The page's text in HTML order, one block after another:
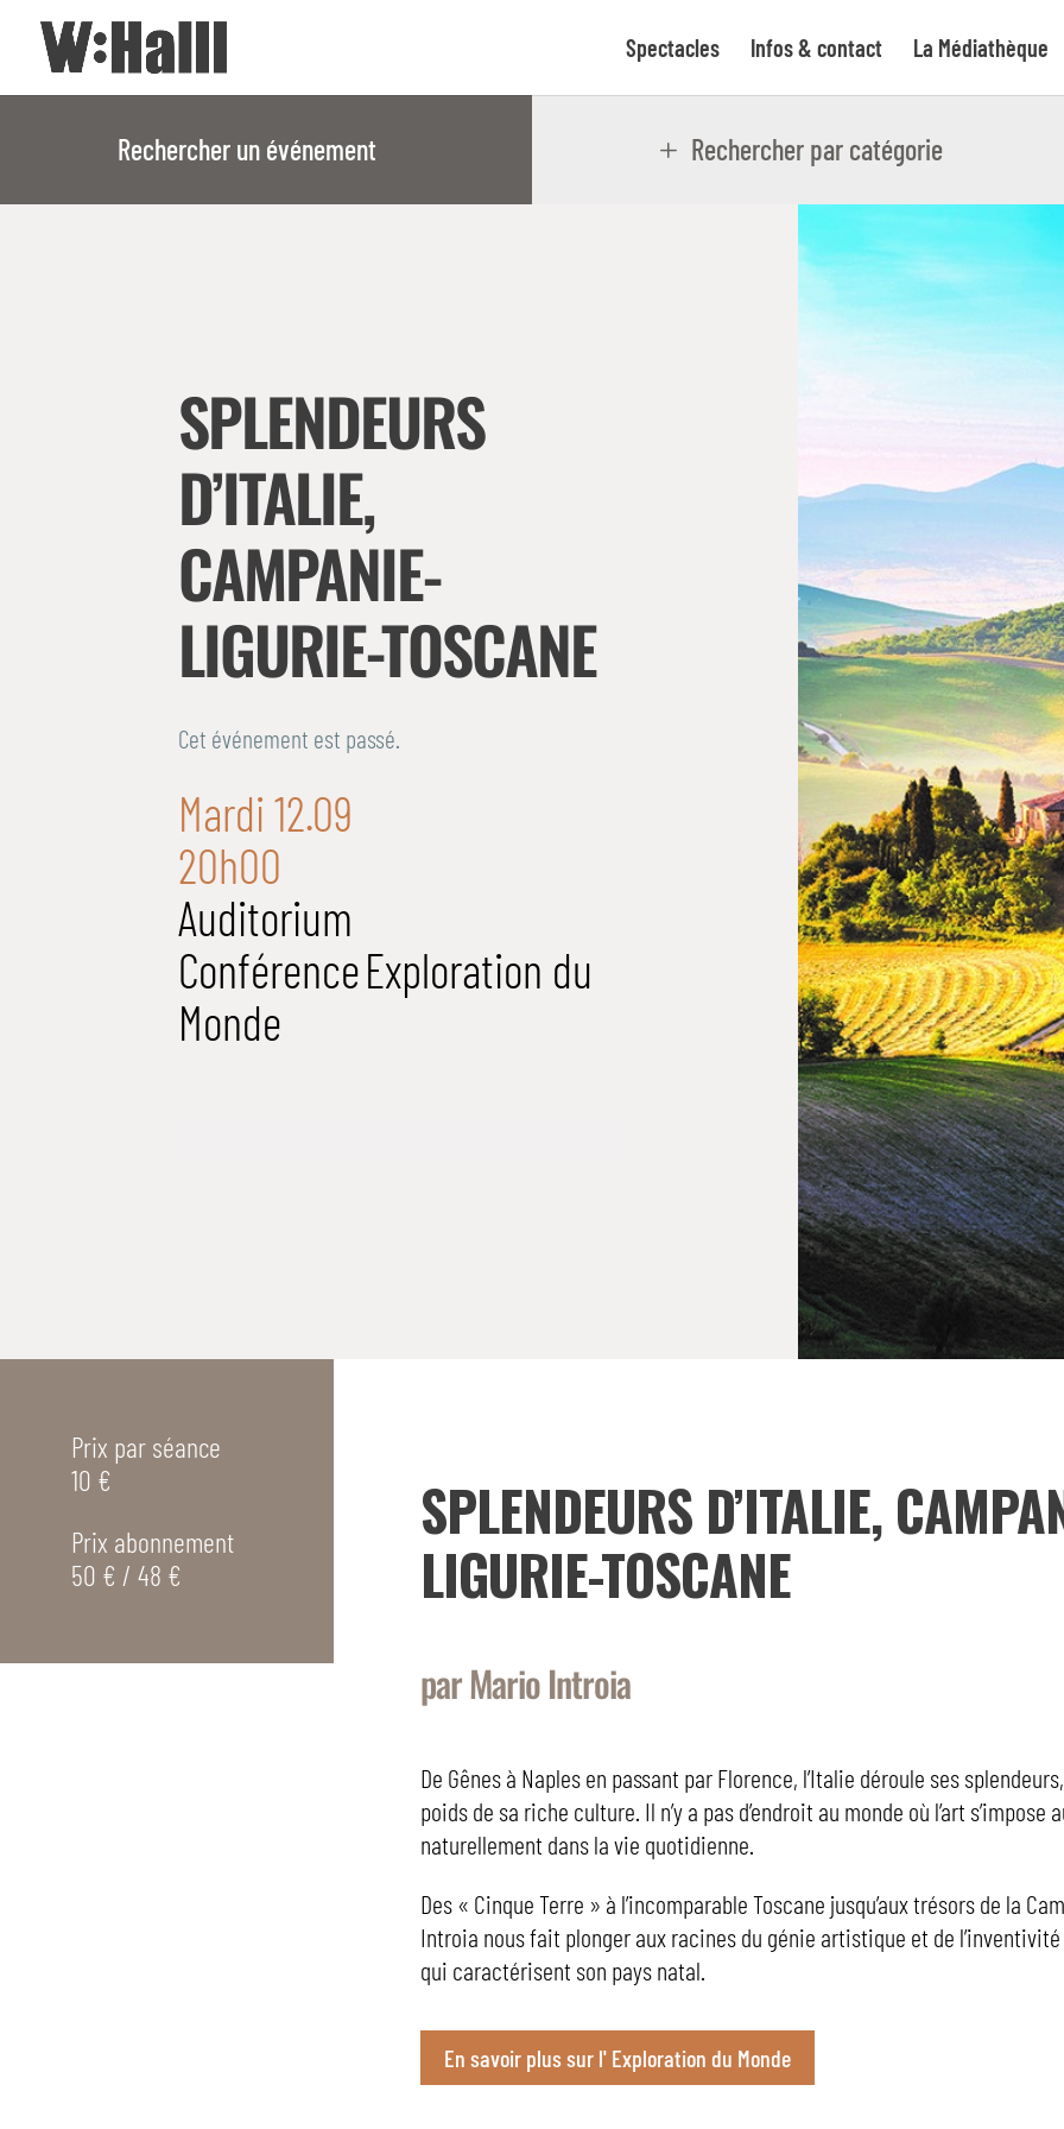
Spectacles Infos & contact La Médiathèque
Rechercher un événement Rechercher par catégorie
SPLENDEURS
D’ITALIE,
CAMPANIE-
LIGURIE-TOSCANE
Cet événement est passé.
Mardi 12.09
20h00
Auditorium
ConférenceExploration du
Monde
Prix par séance
10 €
Prix abonnement
50 € / 48 €
SPLENDEURS D’ITALIE,
LIGURIE-TOSCANE
par Mario Introia
De Gênes à Naples en passant par Florence, l’Italie déroule ses
poids de sa riche culture. Il n’y a pas d’endroit au monde où l’art s’impose
naturellement dans la vie quotidienne.
Des « Cinque Terre » à l’incomparable Toscane jusqu’aux trésors de la
Introia nous fait plonger aux racines du génie artistique et de
qui caractérisent son pays natal.
En savoir plus sur l' Exploration du Monde